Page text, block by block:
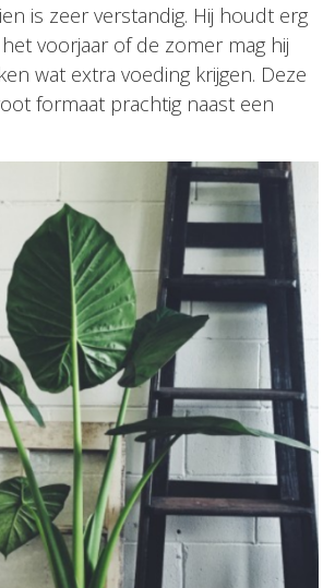
is zeer verstandig. Hij houdt erg
voorjaar of de zomer mag hij
wat extra voeding krijgen. Deze
formaat prachtig naast een